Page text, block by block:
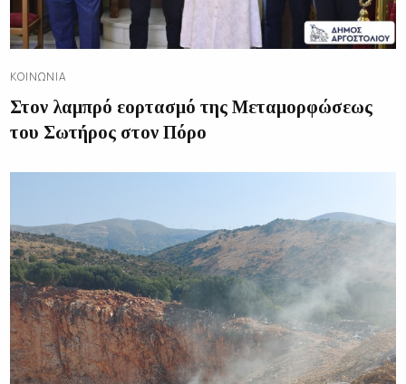
ΚΟΙΝΩΝΊΑ
Στον λαμπρό εορτασμό της Μεταμορφώσεως
του Σωτήρος στον Πόρο